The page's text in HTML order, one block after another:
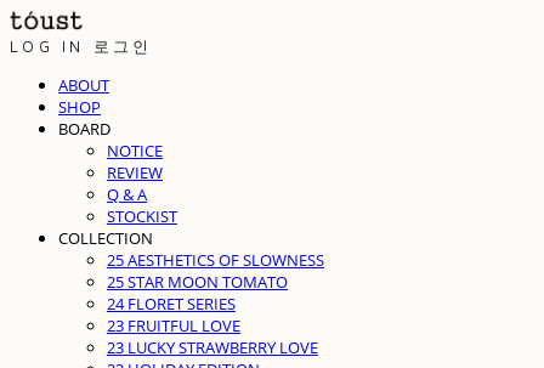
LOG IN 로그인
ABOUT
SHOP
BOARD
NOTICE
REVIEW
Q & A
STOCKIST
COLLECTION
25 AESTHETICS OF SLOWNESS
25 STAR MOON TOMATO
24 FLORET SERIES
23 FRUITFUL LOVE
23 LUCKY STRAWBERRY LOVE